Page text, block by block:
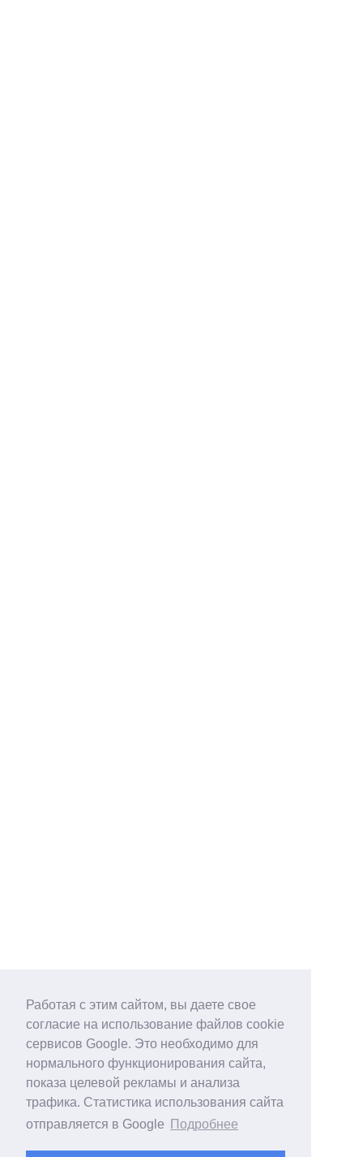
Работая с этим сайтом, вы даете свое
согласие на использование файлов cookie
сервисов Google. Это необходимо для
нормального функционирования сайта,
показа целевой рекламы и анализа
трафика. Статистика использования сайта
отправляется в Google
Подробнее